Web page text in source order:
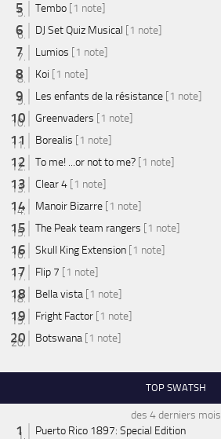
Tembo [1 note]
DJ Set Quiz Musical [1 note]
Lumios [1 note]
Koi [1 note]
Les enfants de la résistance [1 note]
Greenvaders [1 note]
Borealis [1 note]
To me! ...or not to me? [1 note]
Clear 4 [1 note]
Manoir Bizarre [1 note]
The Peak team rangers [1 note]
Skull King Extension [1 note]
Flip 7 [1 note]
Bella vista [1 note]
Fright Factor [1 note]
Botswana [1 note]
TOP SWATSH
des 4 derniers mois
Puerto Rico 1897: Special Edition